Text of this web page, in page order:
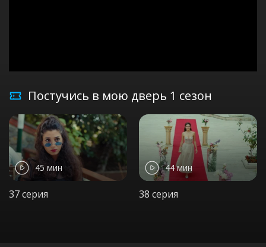
Постучись в мою дверь 1 сезон
45 мин
37 серия
44 мин
38 серия